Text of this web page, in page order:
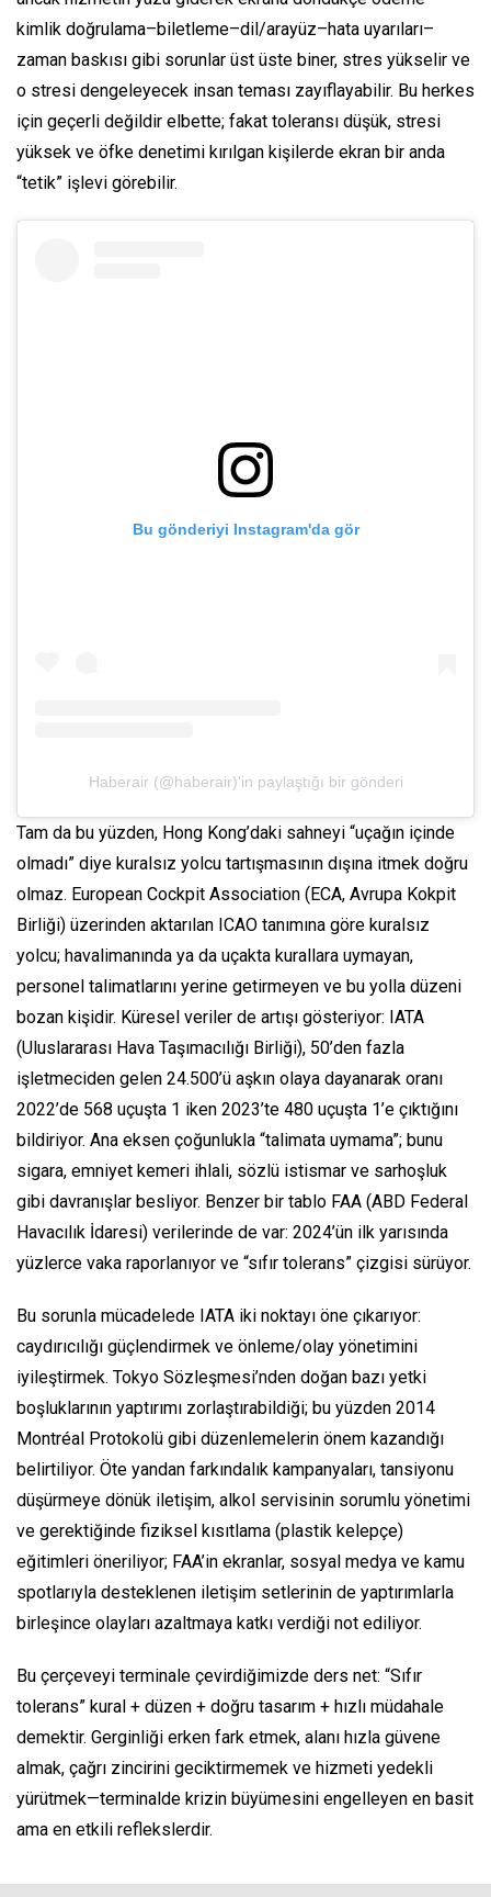
kimlik doğrulama–biletleme–dil/arayüz–hata uyarıları–
zaman baskısı gibi sorunlar üst üste biner, stres yükselir ve
o stresi dengeleyecek insan teması zayıflayabilir. Bu herkes
için geçerli değildir elbette; fakat toleransı düşük, stresi
yüksek ve öfke denetimi kırılgan kişilerde ekran bir anda
“tetik” işlevi görebilir.
Bu gönderiyi Instagram'da gör
Haberair (@haberair)'in paylaştığı bir gönderi
Tam da bu yüzden, Hong Kong’daki sahneyi “uçağın içinde
olmadı” diye kuralsız yolcu tartışmasının dışına itmek doğru
olmaz. European Cockpit Association (ECA, Avrupa Kokpit
Birliği) üzerinden aktarılan ICAO tanımına göre kuralsız
yolcu; havalimanında ya da uçakta kurallara uymayan,
personel talimatlarını yerine getirmeyen ve bu yolla düzeni
bozan kişidir. Küresel veriler de artışı gösteriyor: IATA
(Uluslararası Hava Taşımacılığı Birliği), 50’den fazla
işletmeciden gelen 24.500’ü aşkın olaya dayanarak oranı
2022’de 568 uçuşta 1 iken 2023’te 480 uçuşta 1’e çıktığını
bildiriyor. Ana eksen çoğunlukla “talimata uymama”; bunu
sigara, emniyet kemeri ihlali, sözlü istismar ve sarhoşluk
gibi davranışlar besliyor. Benzer bir tablo FAA (ABD Federal
Havacılık İdaresi) verilerinde de var: 2024’ün ilk yarısında
yüzlerce vaka raporlanıyor ve “sıfır tolerans” çizgisi sürüyor.
Bu sorunla mücadelede IATA iki noktayı öne çıkarıyor:
caydırıcılığı güçlendirmek ve önleme/olay yönetimini
iyileştirmek. Tokyo Sözleşmesi’nden doğan bazı yetki
boşluklarının yaptırımı zorlaştırabildiği; bu yüzden 2014
Montréal Protokolü gibi düzenlemelerin önem kazandığı
belirtiliyor. Öte yandan farkındalık kampanyaları, tansiyonu
düşürmeye dönük iletişim, alkol servisinin sorumlu yönetimi
ve gerektiğinde fiziksel kısıtlama (plastik kelepçe)
eğitimleri öneriliyor; FAA’in ekranlar, sosyal medya ve kamu
spotlarıyla desteklenen iletişim setlerinin de yaptırımlarla
birleşince olayları azaltmaya katkı verdiği not ediliyor.
Bu çerçeveyi terminale çevirdiğimizde ders net: “Sıfır
tolerans” kural + düzen + doğru tasarım + hızlı müdahale
demektir. Gerginliği erken fark etmek, alanı hızla güvene
almak, çağrı zincirini geciktirmemek ve hizmeti yedekli
yürütmek—terminalde krizin büyümesini engelleyen en basit
ama en etkili reflekslerdir.